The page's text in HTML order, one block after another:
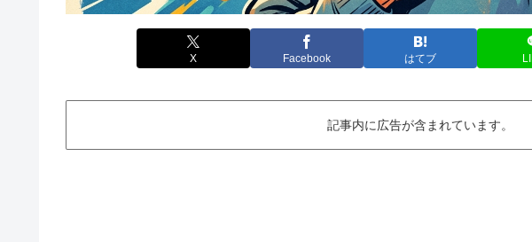
X Facebook はてブ
記事内に広告が含まれています。